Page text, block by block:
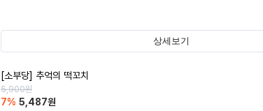
상세보기
[소부당] 추억의 떡꼬치
5,900원
7% 5,487원